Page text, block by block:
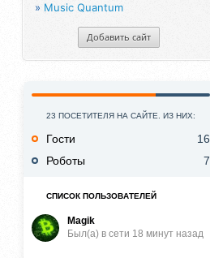
» Music Quantum
Добавить сайт
23 ПОСЕТИТЕЛЯ НА САЙТЕ. ИЗ НИХ:
Гости
16
Роботы
7
СПИСОК ПОЛЬЗОВАТЕЛЕЙ
Magik
Был(a) в сети 18 минут назад